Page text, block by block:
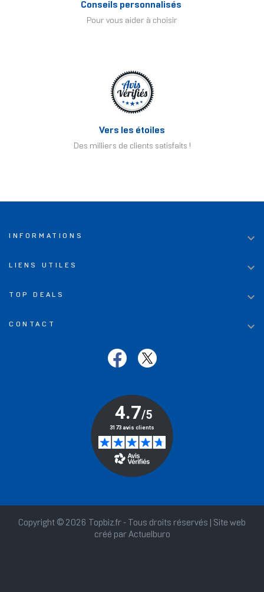
Conseils personnalisés
Pour vous aider à choisir
Vers les étoiles
Des milliers de clients satisfaits !
INFORMATIONS 
LIENS UTILES 
TOP DEALS 
CONTACT 
Copyright © 2026 Topbiz.fr - Tous droits réservés | Site web
créé par Actuelburo